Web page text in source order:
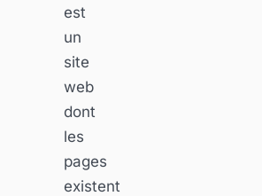
est
un
site
web
dont
les
pages
existent